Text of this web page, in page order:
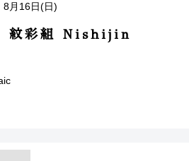
8月16日(日)
紋彩組 Nishijin